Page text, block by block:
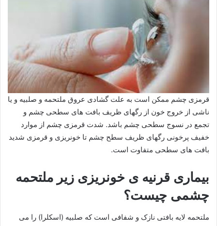
قرمزی چشم ممکن است به علت گشادی عروق ملتحمه و صلبیه و یا
ناشی از خروج خون از رگهای ظریف بافت های سطحی چشم و
تجمع در نسوج سطحی چشم باشد. شدت قرمزی چشم از موارد
خفیف پرخونی رگهای ظریف سطح چشم تا خونریزی و قرمزی شدید
بافت های سطحی متفاوت است.
بیماری قرنیه ی خونریزی زیر ملتحمه
چشمی چیست؟
ملتحمه لایه بافتی نازک و شفافی است که صلبیه (اسکلرا) را می